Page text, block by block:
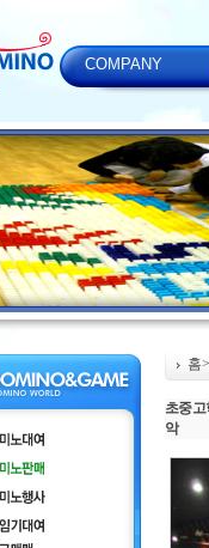
COMPANY
홈>
초중
악